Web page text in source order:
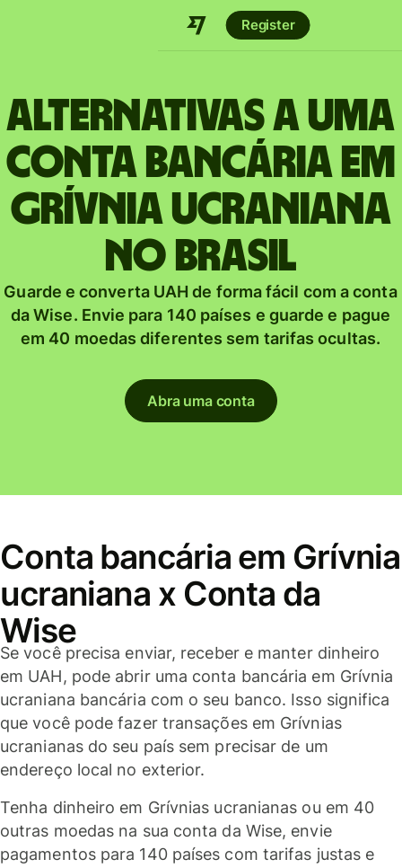
Register
Alternativas a uma
conta bancária em
Grívnia ucraniana
no Brasil
Guarde e converta UAH de forma fácil com a conta
da Wise. Envie para 140 países e guarde e pague
em 40 moedas diferentes sem tarifas ocultas.
Abra uma conta
Conta bancária em Grívnia
ucraniana x Conta da
Wise
Se você precisa enviar, receber e manter dinheiro
em UAH, pode abrir uma conta bancária em Grívnia
ucraniana bancária com o seu banco. Isso significa
que você pode fazer transações em Grívnias
ucranianas do seu país sem precisar de um
endereço local no exterior.
Tenha dinheiro em Grívnias ucranianas ou em 40
outras moedas na sua conta da Wise, envie
pagamentos para 140 países com tarifas justas e